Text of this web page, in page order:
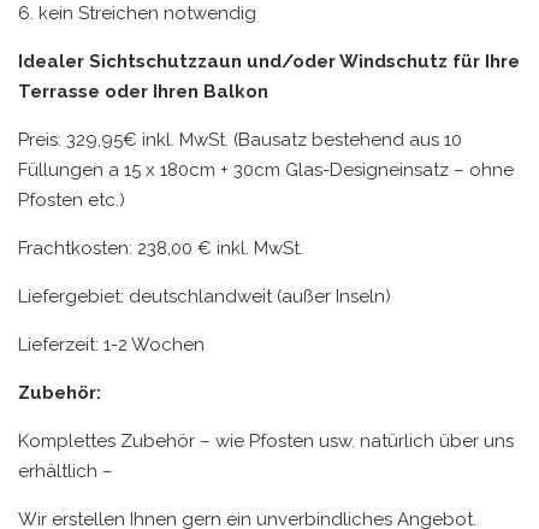
6. kein Streichen notwendig
Idealer Sichtschutzzaun und/oder Windschutz für Ihre
Terrasse oder Ihren Balkon
Preis: 329,95€ inkl. MwSt. (Bausatz bestehend aus 10
Füllungen a 15 x 180cm + 30cm Glas-Designeinsatz – ohne
Pfosten etc.)
Frachtkosten: 238,00 € inkl. MwSt.
Liefergebiet: deutschlandweit (außer Inseln)
Lieferzeit: 1-2 Wochen
Zubehör:
Komplettes Zubehör – wie Pfosten usw. natürlich über uns
erhältlich –
Wir erstellen Ihnen gern ein unverbindliches Angebot.